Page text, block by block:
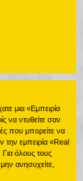
μια «Εμπειρία
να ντυθείτε σαν
που μπορείτε να
την εμπειρία «Real
όλους τους
ανησυχείτε,